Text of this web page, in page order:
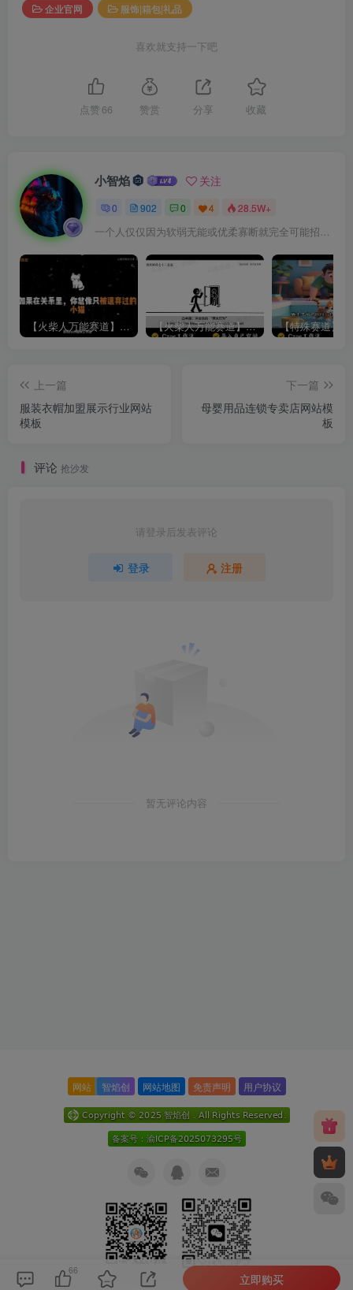
企业官网 服饰|箱包|礼品
喜欢就支持一下吧
点赞 66 赞赏 分享 收藏
小智焰 关注
0 902 0 4 28.5W+
一个人仅仅因为软弱无能或优柔寡断就完全可能招致痛苦
【火柴人万能赛道】火柴人心理学插画讲解视频丨扣子工作流智能体搭建coze工作流 【火柴人万能赛道】火柴人心理学智能文案视频丨扣子工作流智能体搭建coze工作流
上一篇
服装衣帽加盟展示行业网站
模板
下一篇
母婴用品连锁专卖店网站模
板
评论 抢沙发
请登录后发表评论
登录 注册
暂无评论内容
网站 智焰创 网站地图 免责声明 用户协议
关注公众号
66
立即购买